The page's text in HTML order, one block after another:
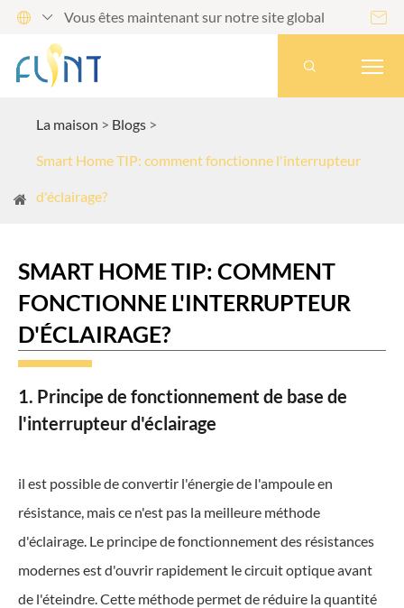
  Vous êtes maintenant sur notre site global 

La maison Blogs
Smart Home TIP: comment fonctionne l'interrupteur
d'éclairage?
SMART HOME TIP: COMMENT
FONCTIONNE L'INTERRUPTEUR
D'ÉCLAIRAGE?
1. Principe de fonctionnement de base de
l'interrupteur d'éclairage
il est possible de convertir l'énergie de l'ampoule en
résistance, mais ce n'est pas la meilleure méthode
d'éclairage. Le principe de fonctionnement des résistances
modernes est d'ouvrir rapidement le circuit optique avant
de l'éteindre. Cette méthode permet de réduire la quantité